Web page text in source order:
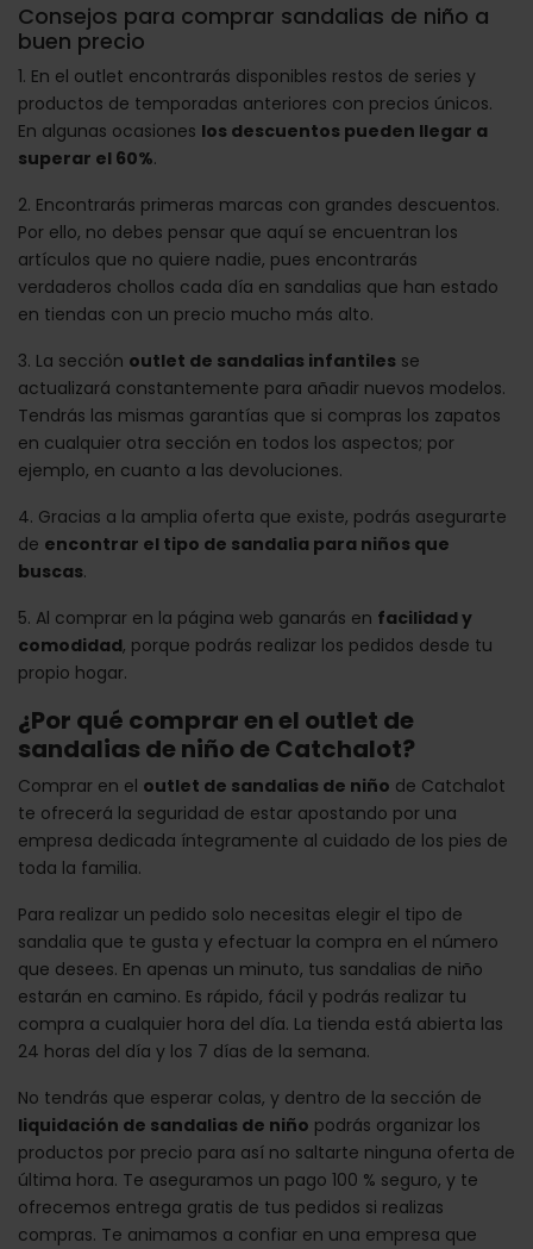
Consejos para comprar sandalias de niño a
buen precio
1. En el outlet encontrarás disponibles restos de series y
productos de temporadas anteriores con precios únicos.
En algunas ocasiones los descuentos pueden llegar a
superar el 60%.
2. Encontrarás primeras marcas con grandes descuentos.
Por ello, no debes pensar que aquí se encuentran los
artículos que no quiere nadie, pues encontrarás
verdaderos chollos cada día en sandalias que han estado
en tiendas con un precio mucho más alto.
3. La sección outlet de sandalias infantiles se
actualizará constantemente para añadir nuevos modelos.
Tendrás las mismas garantías que si compras los zapatos
en cualquier otra sección en todos los aspectos; por
ejemplo, en cuanto a las devoluciones.
4. Gracias a la amplia oferta que existe, podrás asegurarte
de encontrar el tipo de sandalia para niños que
buscas.
5. Al comprar en la página web ganarás en facilidad y
comodidad, porque podrás realizar los pedidos desde tu
propio hogar.
¿Por qué comprar en el outlet de
sandalias de niño de Catchalot?
Comprar en el outlet de sandalias de niño de Catchalot
te ofrecerá la seguridad de estar apostando por una
empresa dedicada íntegramente al cuidado de los pies de
toda la familia.
Para realizar un pedido solo necesitas elegir el tipo de
sandalia que te gusta y efectuar la compra en el número
que desees. En apenas un minuto, tus sandalias de niño
estarán en camino. Es rápido, fácil y podrás realizar tu
compra a cualquier hora del día. La tienda está abierta las
24 horas del día y los 7 días de la semana.
No tendrás que esperar colas, y dentro de la sección de
liquidación de sandalias de niño podrás organizar los
productos por precio para así no saltarte ninguna oferta de
última hora. Te aseguramos un pago 100 % seguro, y te
ofrecemos entrega gratis de tus pedidos si realizas
compras. Te animamos a confiar en una empresa que